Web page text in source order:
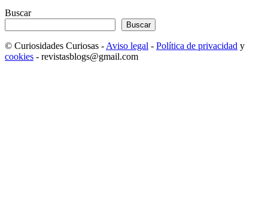
Buscar
Buscar
© Curiosidades Curiosas - Aviso legal - Política de privacidad y
cookies - revistasblogs@gmail.com